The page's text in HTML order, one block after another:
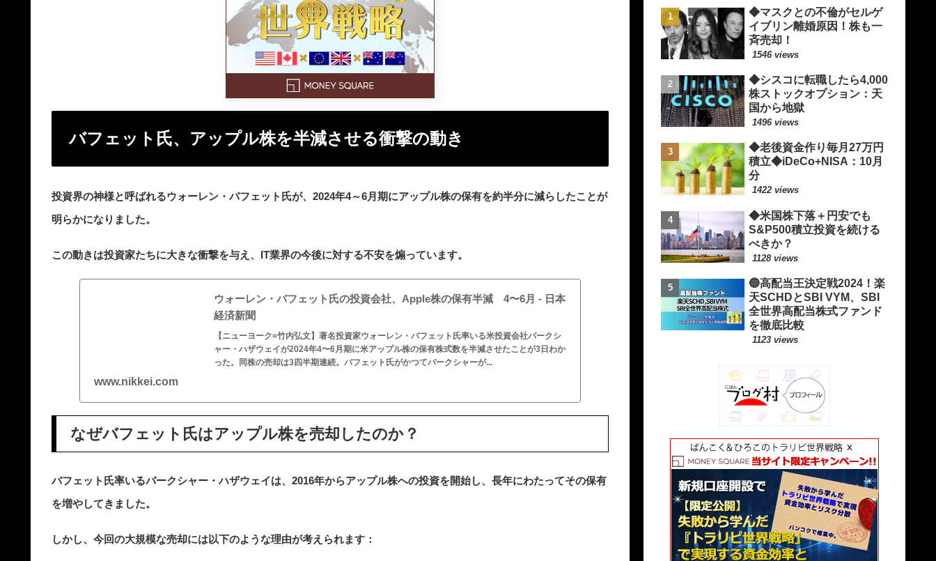
バフェット氏、アップル株を半減させる衝撃の動き
投資界の神様と呼ばれるウォーレン・バフェット氏が、2024年4～6月期にアップル株の保有を約半分に減らしたことが
明らかになりました。
この動きは投資家たちに大きな衝撃を与え、IT業界の今後に対する不安を煽っています。
ウォーレン・バフェット氏の投資会社、Apple株の保有半減 4〜6月 - 日本
経済新聞
【ニューヨーク=竹内弘文】著名投資家ウォーレン・バフェット氏率いる米投資会社バークシ
ャー・ハザウェイが2024年4〜6月期に米アップル株の保有株式数を半減させたことが3日わか
った。同株の売却は3四半期連続。バフェット氏がかつてバークシャーが...
www.nikkei.com
なぜバフェット氏はアップル株を売却したのか？
バフェット氏率いるバークシャー・ハザウェイは、2016年からアップル株への投資を開始し、長年にわたってその保有
を増やしてきました。
しかし、今回の大規模な売却には以下のような理由が考えられます：
◆マスクとの不倫がセルゲ
イブリン離婚原因！株も一
斉売却！
1546 views
◆シスコに転職したら4,000
株ストックオプション：天
国から地獄
1496 views
◆老後資金作り毎月27万円
積立◆iDeCo+NISA：10月
分
1422 views
◆米国株下落＋円安でも
S&P500積立投資を続ける
べきか？
1128 views
🔵高配当王決定戦2024！楽
天SCHDとSBI VYM、SBI
全世界高配当株式ファンド
を徹底比較
1123 views